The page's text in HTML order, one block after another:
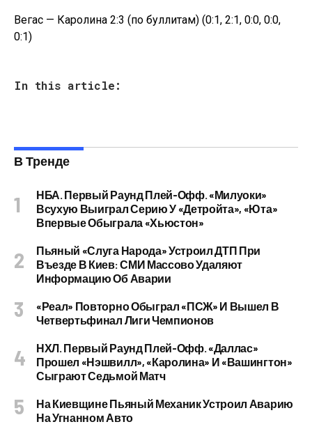
Вегас — Каролина 2:3 (по буллитам) (0:1, 2:1, 0:0, 0:0,
0:1)
In this article:
В Тренде
НБА. Первый Раунд Плей-Офф. «Милуоки»
Всухую Выиграл Серию У «Детройта», «Юта»
Впервые Обыграла «Хьюстон»
Пьяный «слуга Народа» Устроил ДТП При
Въезде В Киев: СМИ Массово Удаляют
Информацию Об Аварии
«Реал» Повторно Обыграл «ПСЖ» И Вышел В
Четвертьфинал Лиги Чемпионов
НХЛ. Первый Раунд Плей-Офф. «Даллас»
Прошел «Нэшвилл», «Каролина» И «Вашингтон»
Сыграют Седьмой Матч
На Киевщине Пьяный Механик Устроил Аварию
На Угнанном Авто